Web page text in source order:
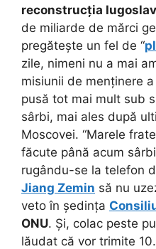
reconstrucția
de miliarde de mărci
pregătește un fel de “
zile, nimeni nu a mai
misiunii de menținere
pusă tot mai mult sub
sârbi, mai ales după
Moscovei. “Marele
făcute până acum
rugându-se la telefon
Jiang Zemin să nu
veto în ședința
ONU. Și, colac peste
lăudat că vor trimite